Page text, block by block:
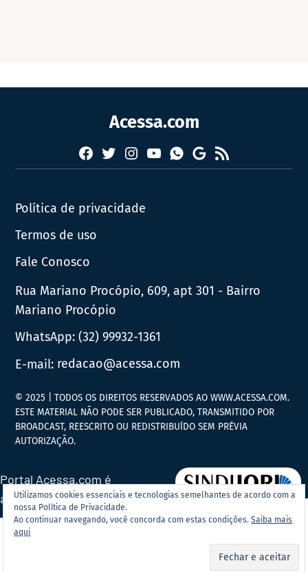
Acessa.com
Facebook
TwitterInstagram
YouTubeWhatsapp
Google
News
RSS
Política de privacidade
Termos de uso
Fale Conosco
Rua Mariano Procópio, 609, apt 301 - Bairro
Mariano Procópio
WhatsApp:(32) 99932-1361
E-mail: redacao@acessa.com
Utilizamos cookies essenciais e tecnologias semelhantes de acordo com a
nossa Política de Privacidade.
Ao continuar navegando, você concorda com estas condições.Saiba mais
aqui
© 2025 | TODOS OS DIREITOS RESERVADOS AO WWW.ACESSA.COM.
ESTE MATERIAL NÃO PODE SER PUBLICADO, TRANSMITIDO POR
BROADCAST, REESCRITO OU REDISTRIBUÍDO SEM PRÉVIA
AUTORIZAÇÃO.
Portal Acessa.com é
associado ao